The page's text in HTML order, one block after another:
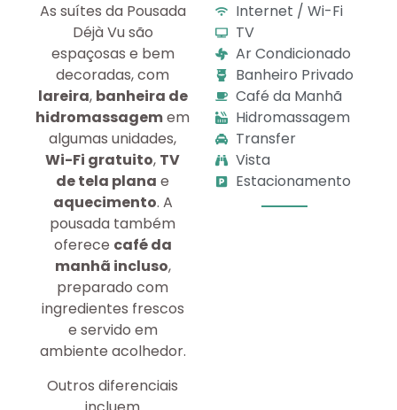
As suítes da Pousada
Déjà Vu são
espaçosas e bem
decoradas, com
lareira, banheira de
hidromassagemem
algumas unidades,
Wi-Fi gratuito, TV
de tela plana e
aquecimento. A
pousada também
oferece café da
manhã incluso,
preparado com
ingredientes frescos
e servido em
ambiente acolhedor.
Outros diferenciais
Internet / Wi-Fi
TV
Ar Condicionado
Banheiro Privado
Café da Manhã
Hidromassagem
Transfer
Vista
Estacionamento